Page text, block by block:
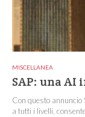
MISCELLANEA
SAP: una AI
Con questo annuncio
a tutti i livelli,